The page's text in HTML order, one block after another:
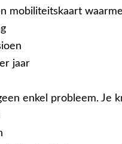
mobiliteitskaart
jaar
enkel probleem. Je